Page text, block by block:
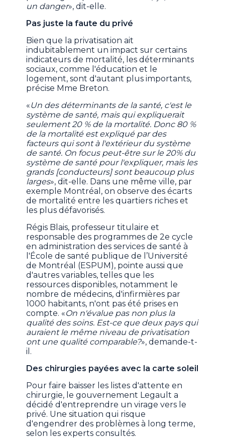
un danger», dit-elle.
Pas juste la faute du privé
Bien que la privatisation ait
indubitablement un impact sur certains
indicateurs de mortalité, les déterminants
sociaux, comme l'éducation et le
logement, sont d'autant plus importants,
précise Mme Breton.
«Un des déterminants de la santé, c'est le
système de santé, mais qui expliquerait
seulement 20 % de la mortalité. Donc 80 %
de la mortalité est expliqué par des
facteurs qui sont à l'extérieur du système
de santé. On focus peut-être sur le 20% du
système de santé pour l'expliquer, mais les
grands [conducteurs] sont beaucoup plus
larges», dit-elle. Dans une même ville, par
exemple Montréal, on observe des écarts
de mortalité entre les quartiers riches et
les plus défavorisés.
Régis Blais, professeur titulaire et
responsable des programmes de 2e cycle
en administration des services de santé à
l'École de santé publique de l’Université
de Montréal (ESPUM), pointe aussi que
d'autres variables, telles que les
ressources disponibles, notamment le
nombre de médecins, d'infirmières par
1000 habitants, n'ont pas été prises en
compte. «On n'évalue pas non plus la
qualité des soins. Est-ce que deux pays qui
auraient le même niveau de privatisation
ont une qualité comparable?», demande-t-
il.
Des chirurgies payées avec la carte soleil
Pour faire baisser les listes d'attente en
chirurgie, le gouvernement Legault a
décidé d'entreprendre un virage vers le
privé. Une situation qui risque
d'engendrer des problèmes à long terme,
selon les experts consultés.